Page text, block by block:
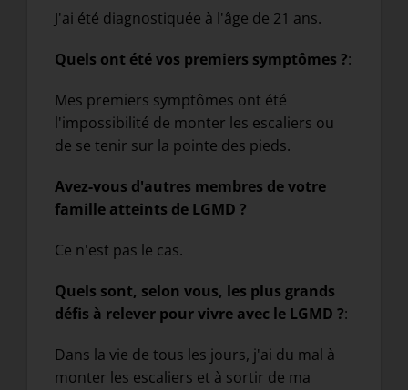
J'ai été diagnostiquée à l'âge de 21 ans.
Quels ont été vos premiers symptômes ?:
Mes premiers symptômes ont été
l'impossibilité de monter les escaliers ou
de se tenir sur la pointe des pieds.
Avez-vous d'autres membres de votre
famille atteints de LGMD ?
Ce n'est pas le cas.
Quels sont, selon vous, les plus grands
défis à relever pour vivre avec le LGMD ?:
Dans la vie de tous les jours, j'ai du mal à
monter les escaliers et à sortir de ma